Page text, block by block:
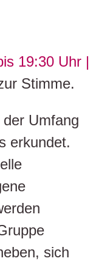
19:30 Uhr |
Stimme.
Umfang
erkundet.
sich